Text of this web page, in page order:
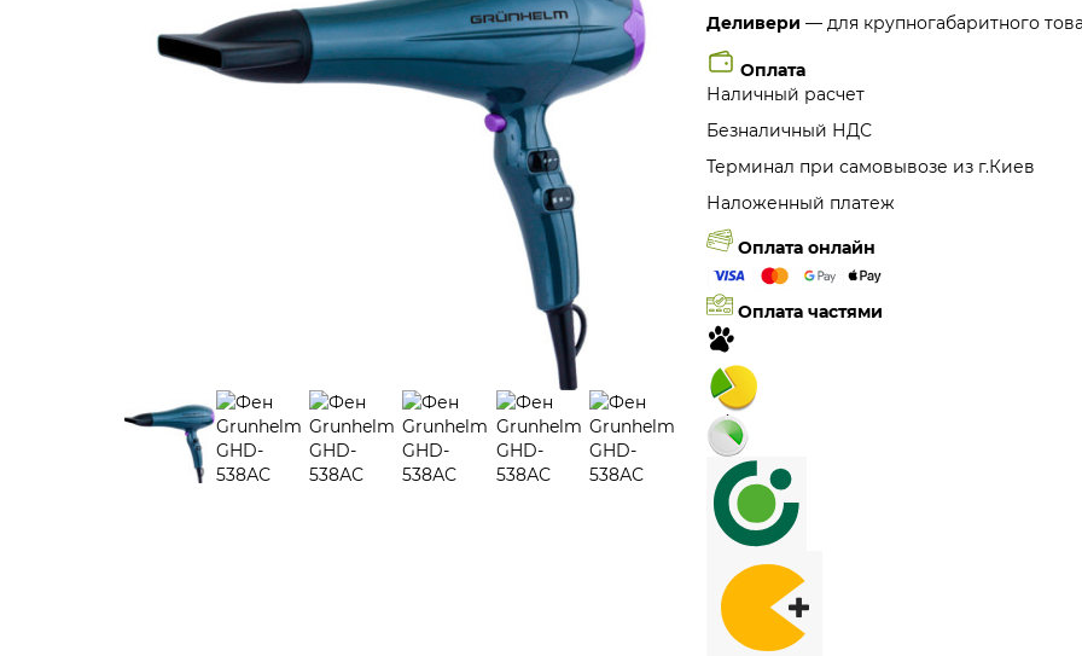
Деливери — для крупногабаритного
Оплата
Наличный расчет
Безналичный НДС
Терминал при самовывозе из г.Киев
Наложенный платеж
Оплата онлайн
Оплата частями